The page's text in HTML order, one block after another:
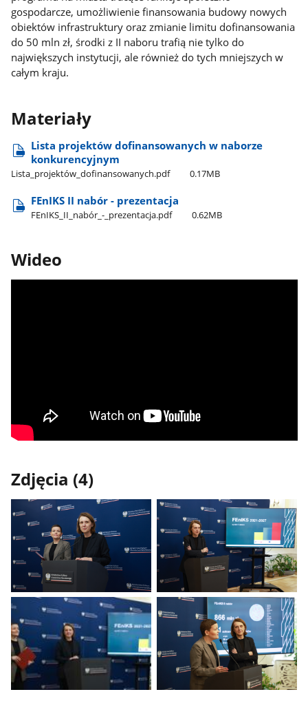
gospodarcze, umożliwienie finansowania budowy nowych
obiektów infrastruktury oraz zmianie limitu dofinansowania
do 50 mln zł, środki z II naboru trafią nie tylko do
największych instytucji, ale również do tych mniejszych w
całym kraju.
Materiały
Lista projektów dofinansowanych w naborze
konkurencyjnym
Lista​_projektów​_dofinansowanych.pdf 0.17MB
FEnIKS II nabór - prezentacja
FEnIKS​_II​_nabór​_-​_prezentacja.pdf 0.62MB
Wideo
Zdjęcia (4)
Pokaż
zdjęcie
1
z
galerii.
Pokaż
zdjęcie
galerii.